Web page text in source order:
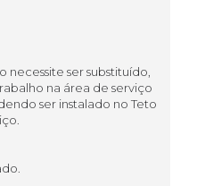
necessite ser substituído,
na área de serviço
ser instalado no Teto